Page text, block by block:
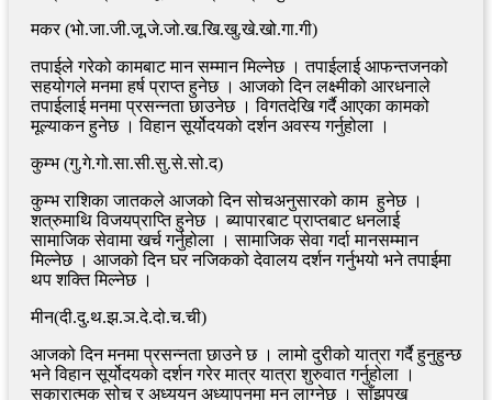
मकर (भो.जा.जी.जू.जे.जो.ख.खि.खु.खे.खो.गा.गी)
तपाईले गरेको कामबाट मान सम्मान मिल्नेछ । तपाईलाई आफन्तजनको
सहयोगले मनमा हर्ष प्राप्त हुनेछ । आजको दिन लक्ष्मीको आरधनाले
तपाईलाई मनमा प्रसन्नता छाउनेछ । विगतदेखि गर्दै आएका कामको
मूल्याकन हुनेछ । विहान सूर्योदयको दर्शन अवस्य गर्नुहोला ।
कुम्भ (गु.गे.गो.सा.सी.सु.से.सो.द)
कुम्भ राशिका जातकले आजको दिन सोचअनुसारको काम हुनेछ ।
शत्रुमाथि विजयप्राप्ति हुनेछ । ब्यापारबाट प्राप्तबाट धनलाई
सामाजिक सेवामा खर्च गर्नुहोला । सामाजिक सेवा गर्दा मानसम्मान
मिल्नेछ । आजको दिन घर नजिकको देवालय दर्शन गर्नुभयो भने तपाईमा
थप शक्ति मिल्नेछ ।
मीन(दी.दु.थ.झ.ञ.दे.दो.च.ची)
आजको दिन मनमा प्रसन्नता छाउने छ । लामो दुरीको यात्रा गर्दै हुनुहुन्छ
भने विहान सूर्योदयको दर्शन गरेर मात्र यात्रा शुरुवात गर्नुहोला ।
सकारात्मक सोच र अध्ययन अध्यापनमा मन लाग्नेछ । साँझपख